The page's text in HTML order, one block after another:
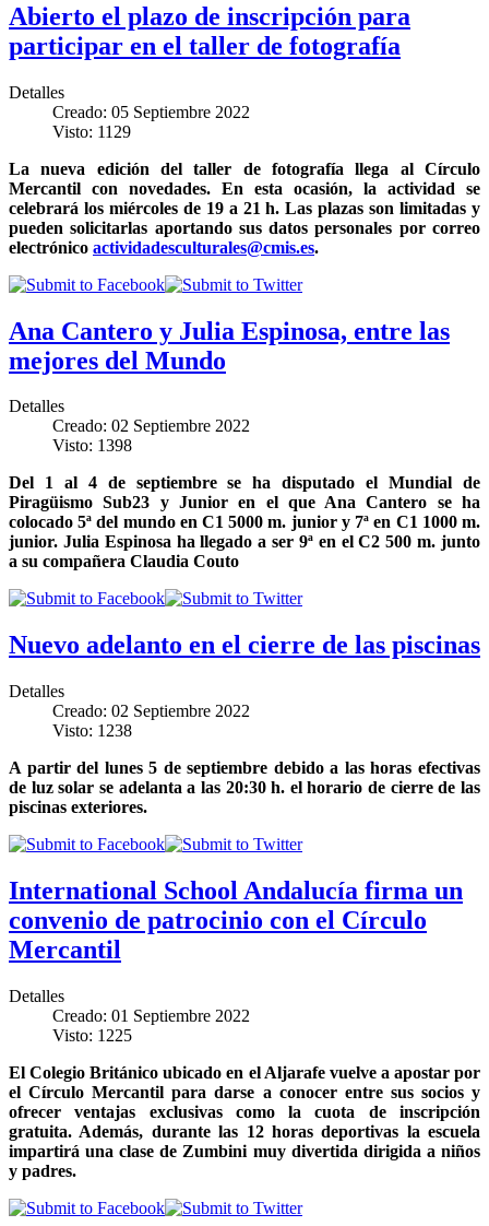
Abierto el plazo de inscripción para
participar en el taller de fotografía
Detalles
Creado: 05 Septiembre 2022
Visto: 1129
La nueva edición del taller de fotografía llega al Círculo
Mercantil con novedades. En esta ocasión, la actividad se
celebrará los miércoles de 19 a 21 h. Las plazas son limitadas y
pueden solicitarlas aportando sus datos personales por correo
electrónico actividadesculturales@cmis.es.
Ana Cantero y Julia Espinosa, entre las
mejores del Mundo
Detalles
Creado: 02 Septiembre 2022
Visto: 1398
Del 1 al 4 de septiembre se ha disputado el Mundial de
Piragüismo Sub23 y Junior en el que Ana Cantero se ha
colocado 5ª del mundo en C1 5000 m. junior y 7ª en C1 1000 m.
junior. Julia Espinosa ha llegado a ser 9ª en el C2 500 m. junto
a su compañera Claudia Couto
Nuevo adelanto en el cierre de las piscinas
Detalles
Creado: 02 Septiembre 2022
Visto: 1238
A partir del lunes 5 de septiembre debido a las horas efectivas
de luz solar se adelanta a las 20:30 h. el horario de cierre de las
piscinas exteriores.
International School Andalucía firma un
convenio de patrocinio con el Círculo
Mercantil
Detalles
Creado: 01 Septiembre 2022
Visto: 1225
El Colegio Británico ubicado en el Aljarafe vuelve a apostar por
el Círculo Mercantil para darse a conocer entre sus socios y
ofrecer ventajas exclusivas como la cuota de inscripción
gratuita. Además, durante las 12 horas deportivas la escuela
impartirá una clase de Zumbini muy divertida dirigida a niños
y padres.